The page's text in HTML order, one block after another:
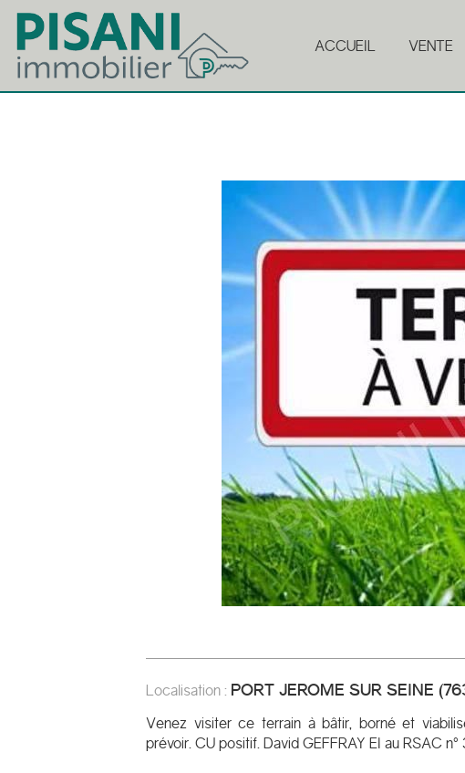
ACCUEIL VENTE
Localisation : PORT JEROME SUR SEINE (
Venez visiter ce terrain à bâtir, borné et
prévoir. CU positif. David GEFFRAY EI au RSAC